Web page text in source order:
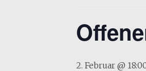
2. Februar @